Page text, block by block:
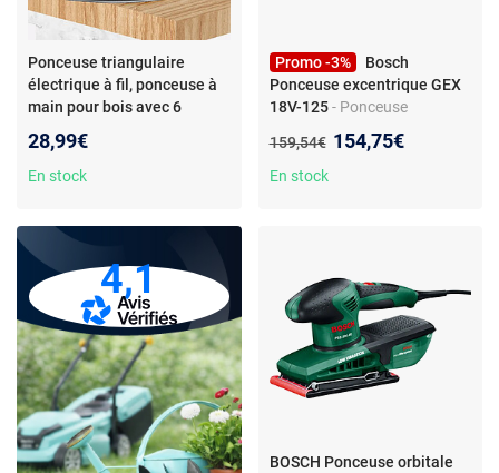
Ponceuse triangulaire
électrique à fil, ponceuse à
main pour bois avec 6
d’aspiration
28,99€
En stock
Promo -3%
Bosch
Ponceuse excentrique GEX
18V-125 - Ponceuse
mm - Vitesse 10000 rpm -
Batterie non incluse
Ancien prix :
159,54€ Nouveau prix :
154,75€
En stock
4,1
BOSCH Ponceuse orbitale